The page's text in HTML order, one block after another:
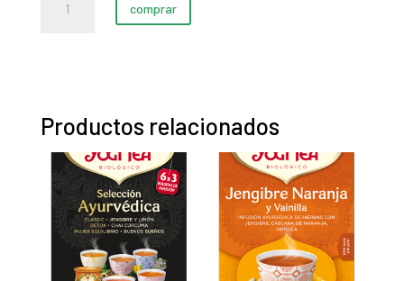
(Drosera
comprar
Productos relacionados